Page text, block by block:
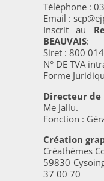
Téléphone :
Email :
Inscrit au
BEAUVAIS:
Siret : 800
N° DE TVA
Forme
Directeur
Me Jallu.
Fonction :
Création
Créathèmes
59830
37 00 70